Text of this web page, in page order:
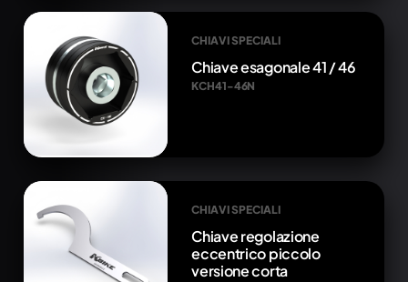
CHIAVI SPECIALI
Chiave esagonale 41 / 46
KCH41-46N
CHIAVI SPECIALI
Chiave regolazione
eccentrico piccolo
versione corta